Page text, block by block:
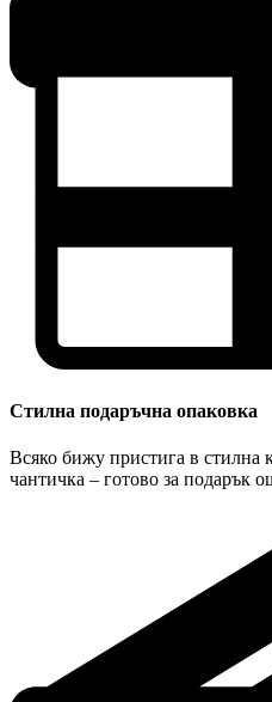
Стилна подаръчна опаковка
Всяко бижу пристига в стилна
чантичка – готово за подарък